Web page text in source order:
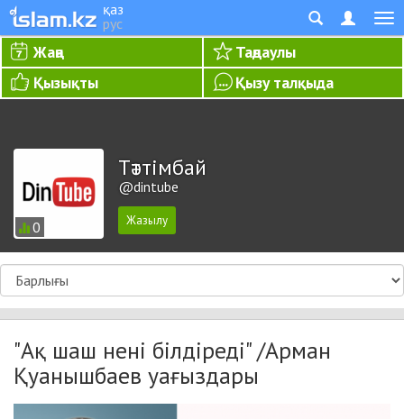
қаз
рус
Жаңа
Таңдаулы
Қызықты
Қызу талқыда
0
Тәттімбай
@dintube
"Ақ шаш нені білдіреді" /Арман
Қуанышбаев уағыздары